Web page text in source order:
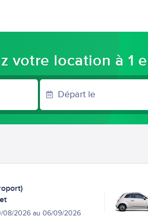
votre location à 1
08/2026 au 06/09/2026